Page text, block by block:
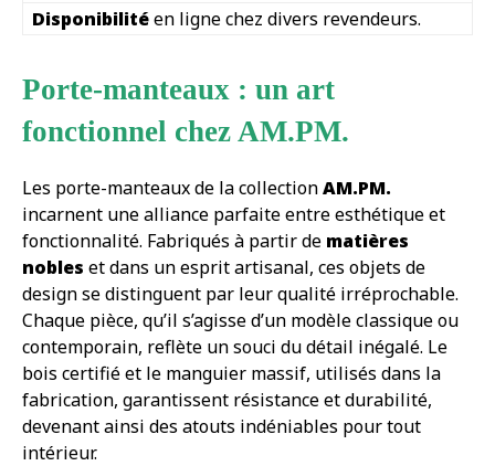
Disponibilitéen ligne chez divers revendeurs.
Porte-manteaux : un art
fonctionnel chez AM.PM.
Les porte-manteaux de la collectionAM.PM.
incarnent une alliance parfaite entre esthétique et
fonctionnalité. Fabriqués à partir de matières
nobles et dans un esprit artisanal, ces objets de
design se distinguent par leur qualité irréprochable.
Chaque pièce, qu’il s’agisse d’un modèle classique ou
contemporain, reflète un souci du détail inégalé. Le
bois certifié et le manguier massif, utilisés dans la
fabrication, garantissent résistance et durabilité,
devenant ainsi des atouts indéniables pour tout
intérieur.